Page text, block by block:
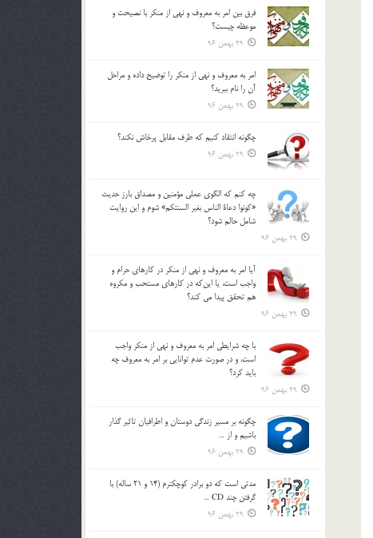
فرق بين امر به معروف و نهي از منكر با نصيحت و
موعظه چيست؟
29 بهمن 96
امر به معروف و نهي از منكر را توضيح داده و مراحل
آن را نام ببريد؟
29 بهمن 96
چگونه انتقاد كنيم كه طرف مقابل پرخاش نكند؟
29 بهمن 96
چه كنم كه الگوي عملي مؤمنين و مصداق بارز حديث
«كونوا دعاة الناس بغير السنتكم» شوم و اين روايت
شامل حالم شود؟
29 بهمن 96
آيا امر به معروف و نهي از منكر در كارهاي حرام و
واجب است، يا اين‌كه در كارهاي مستحب و مكروه
هم تحقق پيدا مي كند؟
29 بهمن 96
با چه شرايطي امر به معروف و نهي از منکر واجب
است، و در صورت عدم توانايي بر امر به معروف چه
بايد کرد؟
29 بهمن 96
چگونه بر مسير زندگي دوستان و اطرافيان تاثير گذار
باشيم و از …
29 بهمن 96
مدتي است كه دو برادر كوچكترم (14 و 21 ساله) با
گرفتن چند CD …
29 بهمن 96